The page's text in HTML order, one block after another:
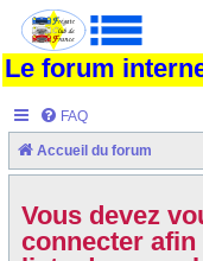
Le forum
FAQ
Accueil du forum
Vous devez
connecter